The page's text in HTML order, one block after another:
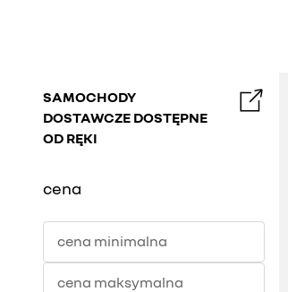
SAMOCHODY
DOSTAWCZE DOSTĘPNE
OD RĘKI
cena
cena minimalna
cena maksymalna